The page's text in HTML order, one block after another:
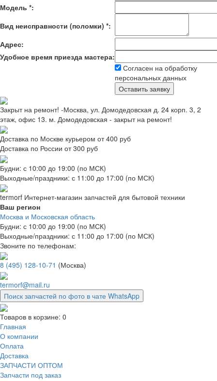
Модель *:
Вид неисправности (поломки) *:
Адрес:
Удобное время приезда мастера:
Согласен на обработку
персональных данных
Закрыт на ремонт! -Москва, ул. Домодедовская д. 24 корп. 3, 2
этаж, офис 13. м. Домодедовская - закрыт на ремонт!
Доставка по Москве курьером от 400 руб
Доставка по России от 300 руб
Будни: с 10:00 до 19:00 (по МСК)
Выходные/праздники: с 11:00 до 17:00 (по МСК)
termorf Интернет-магазин запчастей для бытовой техники
Ваш регион
Москва и Московская область
Будни: с 10:00 до 19:00 (по МСК)
Выходные/праздники: с 11:00 до 17:00 (по МСК)
Звоните по телефонам:
8 (495) 128-10-71 (Москва)
termorf@mail.ru
Поиск запчастей по фото в чате WhatsApp
Товаров в корзине: 0
Главная
О компании
Оплата
Доставка
ЗАПЧАСТИ ОПТОМ
Запчасти под заказ